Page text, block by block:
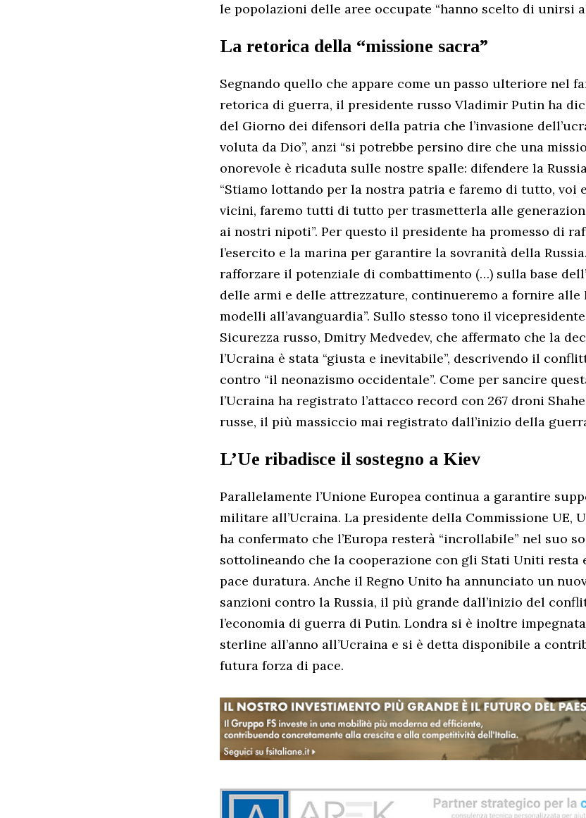
le popolazioni delle aree occupate “hanno scelto di unirsi
La retorica della “missione sacra”
Segnando quello che appare come un passo ulteriore nel
retorica di guerra, il presidente russo Vladimir Putin ha
del Giorno dei difensori della patria che l’invasione
voluta da Dio”, anzi “si potrebbe persino dire che una
onorevole è ricaduta sulle nostre spalle: difendere la
“Stiamo lottando per la nostra patria e faremo di tutto, voi
vicini, faremo tutti di tutto per trasmetterla alle
ai nostri nipoti”. Per questo il presidente ha promesso di
l’esercito e la marina per garantire la sovranità della
rafforzare il potenziale di combattimento (…) sulla base
delle armi e delle attrezzature, continueremo a fornire alle
modelli all’avanguardia”. Sullo stesso tono il
Sicurezza russo, Dmitry Medvedev, che affermato che la
l’Ucraina è stata “giusta e inevitabile”, descrivendo il
contro “il neonazismo occidentale”. Come per sancire
l’Ucraina ha registrato l’attacco record con 267 droni
russe, il più massiccio mai registrato dall’inizio della
L’Ue ribadisce il sostegno a Kiev
Parallelamente l’Unione Europea continua a garantire
militare all’Ucraina. La presidente della Commissione UE,
ha confermato che l’Europa resterà “incrollabile” nel suo
sottolineando che la cooperazione con gli Stati Uniti resta
pace duratura. Anche il Regno Unito ha annunciato un
sanzioni contro la Russia, il più grande dall’inizio del
l’economia di guerra di Putin. Londra si è inoltre
sterline all’anno all’Ucraina e si è detta disponibile a
futura forza di pace.